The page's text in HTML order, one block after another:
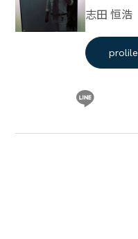
志田 恒浩
prolile